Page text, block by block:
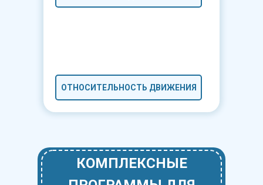
ОТНОСИТЕЛЬНОСТЬ ДВИЖЕНИЯ
КОМПЛЕКСНЫЕ